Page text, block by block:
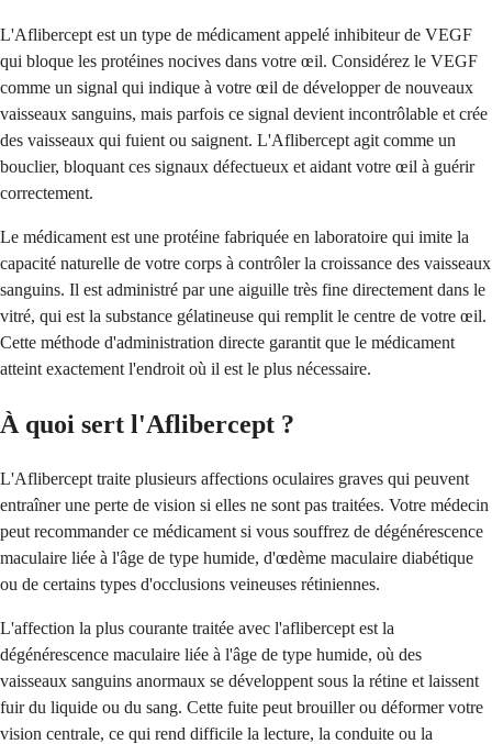
L'Aflibercept est un type de médicament appelé inhibiteur de VEGF
qui bloque les protéines nocives dans votre œil. Considérez le VEGF
comme un signal qui indique à votre œil de développer de nouveaux
vaisseaux sanguins, mais parfois ce signal devient incontrôlable et crée
des vaisseaux qui fuient ou saignent. L'Aflibercept agit comme un
bouclier, bloquant ces signaux défectueux et aidant votre œil à guérir
correctement.
Le médicament est une protéine fabriquée en laboratoire qui imite la
capacité naturelle de votre corps à contrôler la croissance des vaisseaux
sanguins. Il est administré par une aiguille très fine directement dans le
vitré, qui est la substance gélatineuse qui remplit le centre de votre œil.
Cette méthode d'administration directe garantit que le médicament
atteint exactement l'endroit où il est le plus nécessaire.
À quoi sert l'Aflibercept ?
L'Aflibercept traite plusieurs affections oculaires graves qui peuvent
entraîner une perte de vision si elles ne sont pas traitées. Votre médecin
peut recommander ce médicament si vous souffrez de dégénérescence
maculaire liée à l'âge de type humide, d'œdème maculaire diabétique
ou de certains types d'occlusions veineuses rétiniennes.
L'affection la plus courante traitée avec l'aflibercept est la
dégénérescence maculaire liée à l'âge de type humide, où des
vaisseaux sanguins anormaux se développent sous la rétine et laissent
fuir du liquide ou du sang. Cette fuite peut brouiller ou déformer votre
vision centrale, ce qui rend difficile la lecture, la conduite ou la